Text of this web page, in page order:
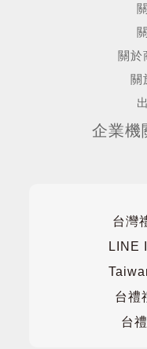
關於
關
企業機
台灣
LINE
台禮
台